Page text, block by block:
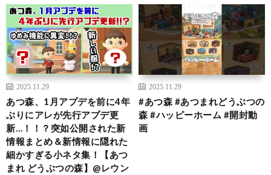
2025.11.29
あつ森、1月アプデを前に4年
ぶりにアレが先行アプデ更
新…！！？突如公開された新
情報まとめ＆新情報に隠れた
細かすぎる小ネタ集！【あつ
まれ どうぶつの森】@レウン
2025.11.29
#あつ森 #あつまれどうぶつの
森 #ハッピーホーム #開封動
画